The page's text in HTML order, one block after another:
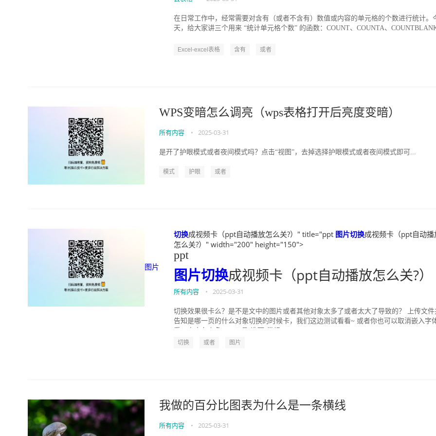
在日常工作中，经常需要对含有（或者不含有）数值或内容的单元格的个数进行统计。
天，给大家讲三个用来 “统计单元格个数” 的函数：COUNT、COUNTA、
Excel-excel表格 含有 或者
WPS变暗怎么调亮（wps表格打开后亮度变暗）
所有内容 • 2025-03-31
是开了护眼模式或者夜间模式吗？点击“视图”，去掉选择护眼模式或者夜间模式即可...
模式 护眼 或者
图片
切换成视频卡（ppt自动播放怎么关?）" title="ppt 图片切换成视频卡（ppt自动播
怎么关?）" width="200" height="150">
ppt
图片切换成视频卡（ppt自动播放怎么关?）
所有内容 • 2025-03-31
切换效果很卡么？是不是文中的图片或者其他对象太多了或者太大了导致的？ 上传文件
告知是哪一页的什么对象切换的时候卡，我们这边测试看看~ 或者你也可以取消嵌入字
切换 或者 图片
我做的百分比图表为什么是一条横线
所有内容 • 2025-03-31